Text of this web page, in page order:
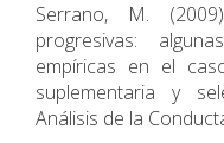
Serrano, M.
progresivas:
empíricas en el
suplementaria y
Análisis de la